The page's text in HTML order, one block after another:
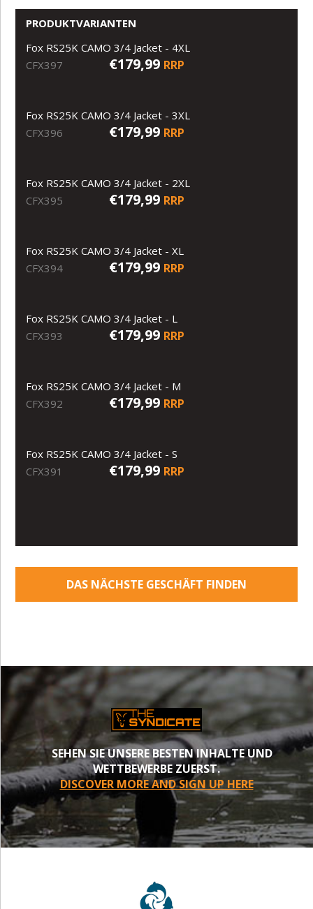
PRODUKTVARIANTEN
Fox RS25K CAMO 3/4 Jacket - 4XL
CFX397
€179,99 RRP
Fox RS25K CAMO 3/4 Jacket - 3XL
CFX396
€179,99 RRP
Fox RS25K CAMO 3/4 Jacket - 2XL
CFX395
€179,99 RRP
Fox RS25K CAMO 3/4 Jacket - XL
CFX394
€179,99 RRP
Fox RS25K CAMO 3/4 Jacket - L
CFX393
€179,99 RRP
Fox RS25K CAMO 3/4 Jacket - M
CFX392
€179,99 RRP
Fox RS25K CAMO 3/4 Jacket - S
CFX391
€179,99 RRP
DAS NÄCHSTE GESCHÄFT FINDEN
SEHEN SIE UNSERE BESTEN INHALTE UND
WETTBEWERBE ZUERST.
DISCOVER MORE AND SIGN UP HERE